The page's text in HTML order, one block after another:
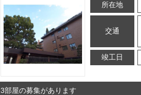
所在地
交通
竣工日
3部屋の募集があります